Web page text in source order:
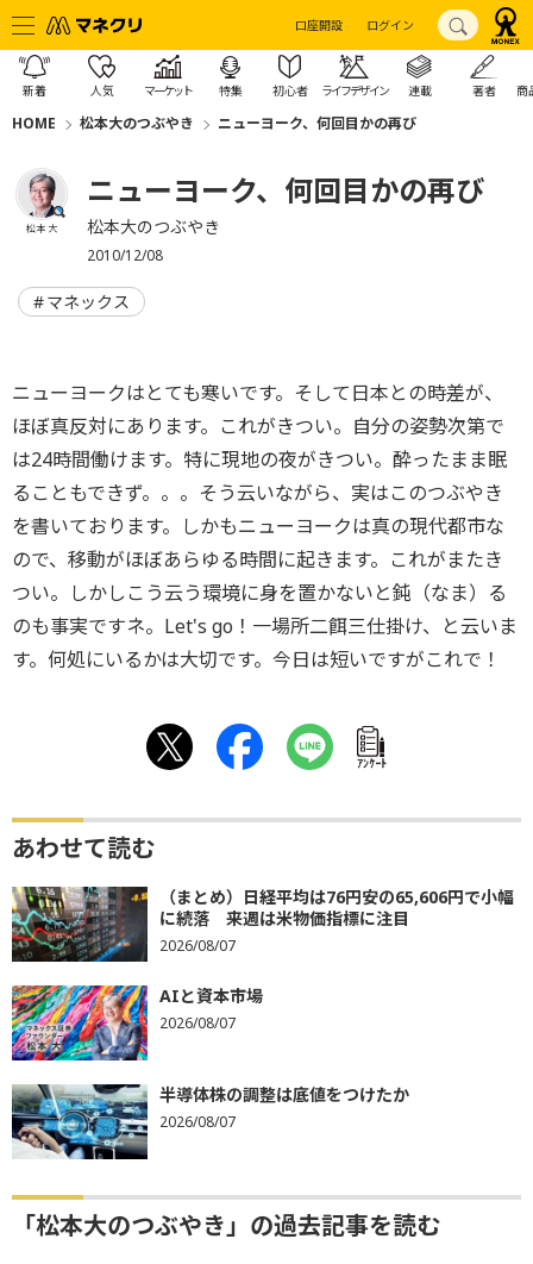
口座開設 ログイン
新着 人気 マーケット 特集 初心者 ライフデザイン 連載 著者 商
HOME 松本大のつぶやき ニューヨーク、何回目かの再び
松本 大
ニューヨーク、何回目かの再び
松本大のつぶやき
2010/12/08
マネックス
ニューヨークはとても寒いです。そして日本との時差が、
ほぼ真反対にあります。これがきつい。自分の姿勢次第で
は24時間働けます。特に現地の夜がきつい。酔ったまま眠
ることもできず。。。そう云いながら、実はこのつぶやき
を書いております。しかもニューヨークは真の現代都市な
ので、移動がほぼあらゆる時間に起きます。これがまたき
つい。しかしこう云う環境に身を置かないと鈍（なま）る
のも事実ですネ。Let's go！一場所二餌三仕掛け、と云いま
す。何処にいるかは大切です。今日は短いですがこれで！
ｱﾝｹｰﾄ
あわせて読む
（まとめ）日経平均は76円安の65,606円で小幅
に続落 来週は米物価指標に注目
2026/08/07
AIと資本市場
2026/08/07
半導体株の調整は底値をつけたか
2026/08/07
「松本大のつぶやき」の過去記事を読む